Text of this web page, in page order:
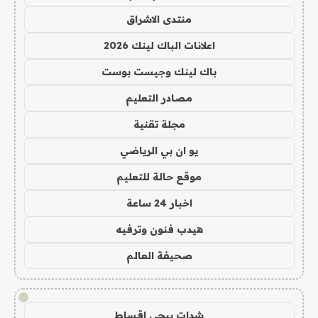
منتدى الاشراق
اعلانات الباك لينك 2026
باك لينك وجيست بوست
مصادر التعليم
مجلة تقنية
يو ان بي الرياضي
موقع حالة للتعليم
اخبار 24 ساعة
هيدب فنون وترفيه
صحيفة العالم
!
شدات ببجي اقساط